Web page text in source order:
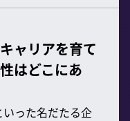
ャリアを育て
はどこにあ
った名だたる企